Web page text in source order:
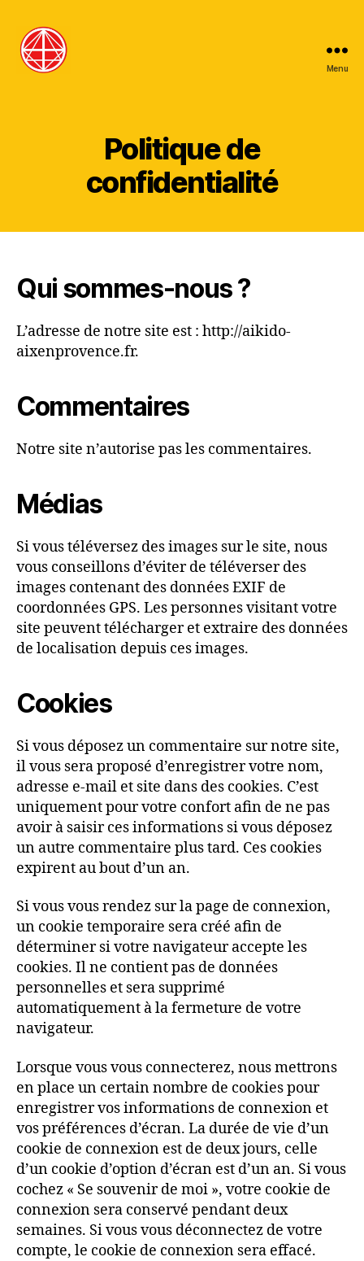
Menu
Politique de
confidentialité
Qui sommes-nous ?
L’adresse de notre site est : http://aikido-
aixenprovence.fr.
Commentaires
Notre site n’autorise pas les commentaires.
Médias
Si vous téléversez des images sur le site, nous
vous conseillons d’éviter de téléverser des
images contenant des données EXIF de
coordonnées GPS. Les personnes visitant votre
site peuvent télécharger et extraire des données
de localisation depuis ces images.
Cookies
Si vous déposez un commentaire sur notre site,
il vous sera proposé d’enregistrer votre nom,
adresse e-mail et site dans des cookies. C’est
uniquement pour votre confort afin de ne pas
avoir à saisir ces informations si vous déposez
un autre commentaire plus tard. Ces cookies
expirent au bout d’un an.
Si vous vous rendez sur la page de connexion,
un cookie temporaire sera créé afin de
déterminer si votre navigateur accepte les
cookies. Il ne contient pas de données
personnelles et sera supprimé
automatiquement à la fermeture de votre
navigateur.
Lorsque vous vous connecterez, nous mettrons
en place un certain nombre de cookies pour
enregistrer vos informations de connexion et
vos préférences d’écran. La durée de vie d’un
cookie de connexion est de deux jours, celle
d’un cookie d’option d’écran est d’un an. Si vous
cochez « Se souvenir de moi », votre cookie de
connexion sera conservé pendant deux
semaines. Si vous vous déconnectez de votre
compte, le cookie de connexion sera effacé.